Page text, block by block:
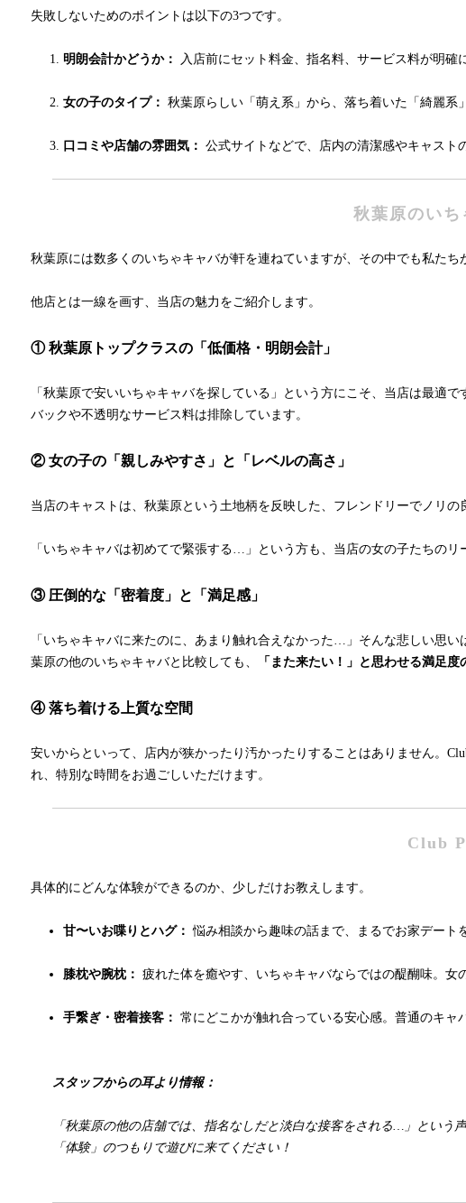
失敗しないためのポイントは以下の3つです。
明朗会計かどうか： 入店前にセット料金、指名料、サービス料が明確
女の子のタイプ： 秋葉原らしい「萌え系」から、落ち着いた「綺麗系
口コミや店舗の雰囲気： 公式サイトなどで、店内の清潔感やキャスト
秋葉原のい
秋葉原には数多くのいちゃキャバが軒を連ねていますが、その中でも私たち
他店とは一線を画す、当店の魅力をご紹介します。
① 秋葉原トップクラスの「低価格・明朗会計」
「秋葉原で安いいちゃキャバを探している」という方にこそ、当店は最適
バックや不透明なサービス料は排除しています。
② 女の子の「親しみやすさ」と「レベルの高さ」
当店のキャストは、秋葉原という土地柄を反映した、フレンドリーでノリ
「いちゃキャバは初めてで緊張する…」という方も、当店の女の子たちのリ
③ 圧倒的な「密着度」と「満足感」
「いちゃキャバに来たのに、あまり触れ合えなかった…」そんな悲しい思
葉原の他のいちゃキャバと比較しても、
「また来たい！」と思わせる満足度
④ 落ち着ける上質な空間
安いからといって、店内が狭かったり汚かったりすることはありません。
れ、特別な時間をお過ごしいただけます。
Club
具体的にどんな体験ができるのか、少しだけお教えします。
甘〜いお喋りとハグ： 悩み相談から趣味の話まで、まるでお家デート
膝枕や腕枕： 疲れた体を癒やす、いちゃキャバならではの醍醐味。女
手繋ぎ・密着接客： 常にどこかが触れ合っている安心感。普通のキャ
スタッフからの耳より情報：
「秋葉原の他の店舗では、指名なしだと淡白な接客をされる…」とい
「体験」のつもりで遊びに来てください！